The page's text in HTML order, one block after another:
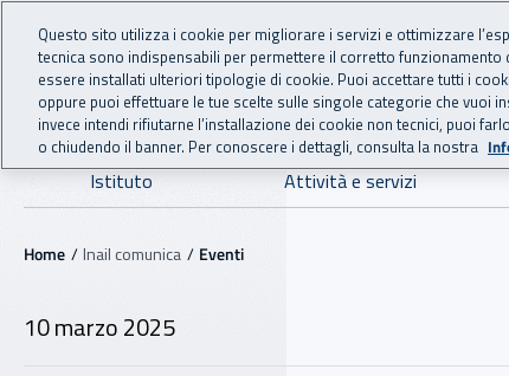
Vai al menu principale
Vai al contenuto principale
INAIL - Istituto
Navigazione principale
Istituto Attività e servizi
Navigazione - Ti trovi in:
Home Inail comunica Eventi
10 marzo 2025
Questo sito utilizza i cookie per migliorare i servizi e ottimizzare
tecnica sono indispensabili per permettere il corretto
essere installati ulteriori tipologie di cookie. Puoi accettare tutti i
oppure puoi effettuare le tue scelte sulle singole categorie che vuoi
invece intendi rifiutarne l’installazione dei cookie non tecnici, puoi farlo
o chiudendo il banner. Per conoscere i dettagli, consulta la nostra